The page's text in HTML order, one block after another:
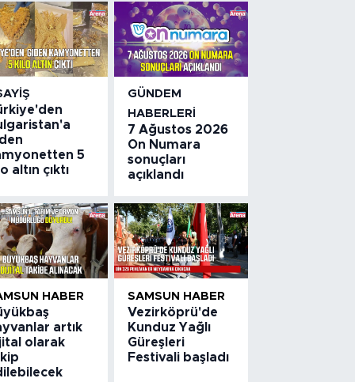
5
altın çıktı
GÜNDEM
HABERLERI
7 Ağustos 2026
On Numara
sonuçları
açıklandı
HABER
artık
olarak
SAMSUN HABER
Vezirköprü'de
Kunduz Yağlı
Güreşleri
Festivali başladı